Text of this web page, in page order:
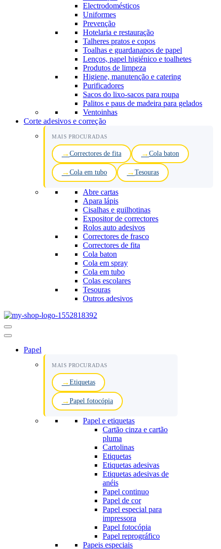
Electrodomésticos
Uniformes
Prevenção
Hotelaria e restauração
Talheres pratos e copos
Toalhas e guardanapos de papel
Lenços, papel higiénico e toalhetes
Produtos de limpeza
Higiene, manutenção e catering
Purificadores
Sacos do lixo-sacos para roupa
Palitos e paus de madeira para gelados
Ventoinhas
Corte adesivos e correção
MAIS PROCURADAS
Correctores de fita Cola baton
Cola em tubo Tesouras
Abre cartas
Apara lápis
Cisalhas e guilhotinas
Expositor de correctores
Rolos auto adesivos
Correctores de frasco
Correctores de fita
Cola baton
Cola em spray
Cola em tubo
Colas escolares
Tesouras
Outros adesivos
Menu
de
Papel
MAIS PROCURADAS
Etiquetas
Papel fotocópia
Papel e etiquetas
Cartão cinza e cartão
pluma
Cartolinas
Etiquetas
Etiquetas adesivas
Etiquetas adesivas de
anéis
Papel continuo
Papel de cor
Papel especial para
impressora
Papel fotocópia
Papel reprográfico
Papeis especiais